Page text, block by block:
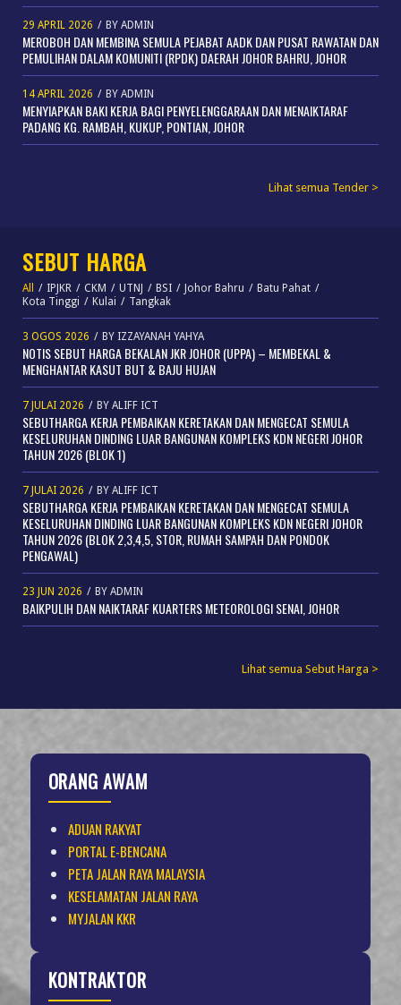
29 APRIL 2026 / BY ADMIN
MEROBOH DAN MEMBINA SEMULA PEJABAT AADK DAN PUSAT RAWATAN DAN
PEMULIHAN DALAM KOMUNITI (RPDK) DAERAH JOHOR BAHRU, JOHOR
14 APRIL 2026 / BY ADMIN
MENYIAPKAN BAKI KERJA BAGI PENYELENGGARAAN DAN MENAIKTARAF
PADANG KG. RAMBAH, KUKUP, PONTIAN, JOHOR
Lihat semua Tender >
SEBUT HARGA
All / IPJKR / CKM / UTNJ / BSI / Johor Bahru / Batu Pahat /
Kota Tinggi / Kulai / Tangkak
3 OGOS 2026 / BY IZZAYANAH YAHYA
NOTIS SEBUT HARGA BEKALAN JKR JOHOR (UPPA) – MEMBEKAL &
MENGHANTAR KASUT BUT & BAJU HUJAN
7 JULAI 2026 / BY ALIFF ICT
SEBUTHARGA KERJA PEMBAIKAN KERETAKAN DAN MENGECAT SEMULA
KESELURUHAN DINDING LUAR BANGUNAN KOMPLEKS KDN NEGERI JOHOR
TAHUN 2026 (BLOK 1)
7 JULAI 2026 / BY ALIFF ICT
SEBUTHARGA KERJA PEMBAIKAN KERETAKAN DAN MENGECAT SEMULA
KESELURUHAN DINDING LUAR BANGUNAN KOMPLEKS KDN NEGERI JOHOR
TAHUN 2026 (BLOK 2,3,4,5, STOR, RUMAH SAMPAH DAN PONDOK
PENGAWAL)
23 JUN 2026 / BY ADMIN
BAIKPULIH DAN NAIKTARAF KUARTERS METEOROLOGI SENAI, JOHOR
Lihat semua Sebut Harga >
ORANG AWAM
ADUAN RAKYAT
PORTAL E-BENCANA
PETA JALAN RAYA MALAYSIA
KESELAMATAN JALAN RAYA
MYJALAN KKR
KONTRAKTOR